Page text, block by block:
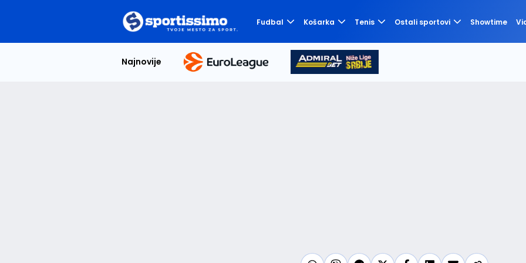
Fudbal Košarka Tenis Ostali sportovi Showtime
Najnovije